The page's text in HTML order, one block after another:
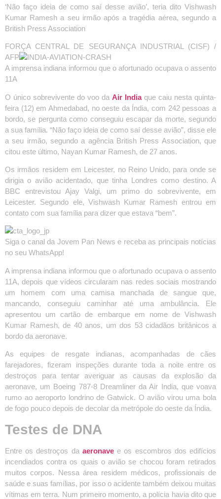
‘Não faço ideia de como saí desse avião’, teria dito Vishwash
Kumar Ramesh a seu irmão após a tragédia aérea, segundo a
British Press Association
FORÇA CENTRAL DE SEGURANÇA INDUSTRIAL (CISF) /
AFP
A imprensa indiana informou que o afortunado ocupava o assento
11A
O único sobrevivente do voo da Air Indiaque caiu nesta quinta-
feira (12) em Ahmedabad, no oeste da Índia, com 242 pessoas a
bordo, se pergunta como conseguiu escapar da morte, segundo
a sua família. “Não faço ideia de como saí desse avião”, disse ele
a seu irmão, segundo a agência British Press Association, que
citou este último, Nayan Kumar Ramesh, de 27 anos.
Os irmãos residem em Leicester, no Reino Unido, para onde se
dirigia o avião acidentado, que tinha Londres como destino. A
BBC entrevistou Ajay Valgi, um primo do sobrevivente, em
Leicester. Segundo ele, Vishwash Kumar Ramesh entrou em
contato com sua família para dizer que estava “bem”.
Siga o canal da Jovem Pan News e receba as principais notícias
no seu WhatsApp!
A imprensa indiana informou que o afortunado ocupava o assento
11A, depois que vídeos circularam nas redes sociais mostrando
um homem com uma camisa manchada de sangue que,
mancando, conseguiu caminhar até uma ambulância. Ele
apresentou um cartão de embarque em nome de Vishwash
Kumar Ramesh, de 40 anos, um dos 53 cidadãos britânicos a
bordo da aeronave.
As equipes de resgate indianas, acompanhadas de cães
farejadores, fizeram inspeções durante toda a noite entre os
destroços para tentar averiguar as causas da explosão da
aeronave, um Boeing 787-8 Dreamliner da Air India, que voava
rumo ao aeroporto londrino de Gatwick. O avião virou uma bola
de fogo pouco depois de decolar da metrópole do oeste da Índia.
Testes de DNA
Entre os destroços da aeronavee os escombros dos edifícios
incendiados contra os quais o avião se chocou foram retirados
muitos corpos. Nessa área residem médicos, profissionais de
saúde e suas famílias, por isso o acidente também deixou muitas
vítimas em terra. Num primeiro momento, a polícia havia dito que